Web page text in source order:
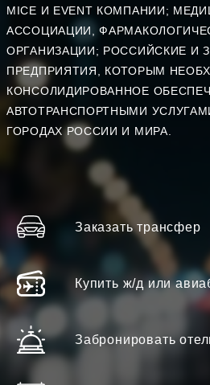
MICE И EVENT КОМПАНИИ;
АССОЦИАЦИИ,
ОРГАНИЗАЦИИ; РОССИЙСКИЕ И
ПРЕДПРИЯТИЯ, КОТОРЫМ
КОНСОЛИДИРОВАННОЕ
АВТОТРАНСПОРТНЫМИ
ГОРОДАХ РОССИИ И МИРА.
Заказать трансфер
Купить ж/д или
Забронировать